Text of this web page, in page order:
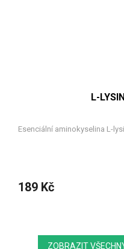
L-
Esenciální aminokyselina L-
189 Kč
ZOBRAZIT